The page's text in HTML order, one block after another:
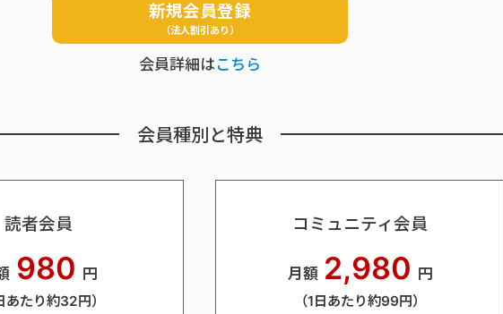
新規会員登録
（法人割引あり）
会員詳細はこちら
会員種別と特典
読者会員
980 円
あたり約32円）
コミュニティ会員
月額 2,980 円
（1日あたり約99円）